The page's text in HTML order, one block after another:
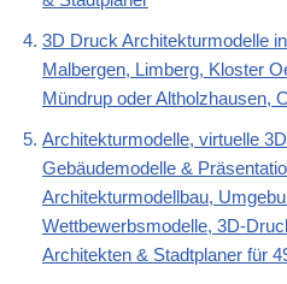
3D Druck Architekturmodelle
Malbergen, Limberg, Kloster
Mündrup oder Altholzhausen,
Architekturmodelle, virtuelle
Gebäudemodelle &
Architekturmodellbau,
Wettbewerbsmodelle, 3D-
Architekten & Stadtplaner für